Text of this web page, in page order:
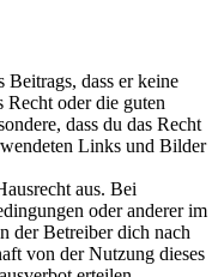
dass er keine
Recht oder die guten
dass du das Recht
Links und Bilder
aus. Bei
oder anderer im
der Betreiber dich nach
von der Nutzung dieses